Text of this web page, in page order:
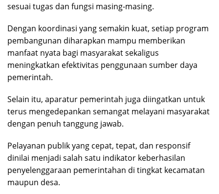
sesuai tugas dan fungsi masing-masing.
Dengan koordinasi yang semakin kuat, setiap program
pembangunan diharapkan mampu memberikan
manfaat nyata bagi masyarakat sekaligus
meningkatkan efektivitas penggunaan sumber daya
pemerintah.
Selain itu, aparatur pemerintah juga diingatkan untuk
terus mengedepankan semangat melayani masyarakat
dengan penuh tanggung jawab.
Pelayanan publik yang cepat, tepat, dan responsif
dinilai menjadi salah satu indikator keberhasilan
penyelenggaraan pemerintahan di tingkat kecamatan
maupun desa.